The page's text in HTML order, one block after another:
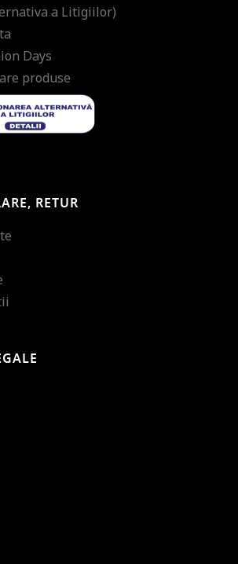
a Litigiilor)
Days
produse
RETUR